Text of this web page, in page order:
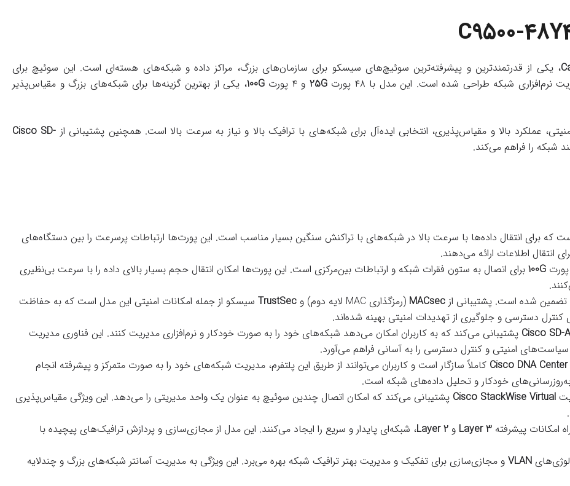
C9500-
، یکی از قدرتمندترین و پیشرفته‌ترین سوئیچ‌های سیسکو برای سازمان‌های بزرگ، مراکز داده و شبکه‌های هسته‌ای است. این سوئیچ برای
نرم‌افزاری شبکه طراحی شده است. این مدل با ۴۸ پورت
25G و ۴ پورت 100G، یکی از بهترین گزینه‌ها برای شبکه‌های بزرگ و مقیاس‌پذیر
عملکرد بالا و مقیاس‌پذیری، انتخابی ایده‌آل برای شبکه‌های با ترافیک بالا و نیاز به سرعت بالا است. همچنین پشتیبانی از Cisco SD-
شبکه را فراهم می‌کند.
که برای انتقال داده‌ها با سرعت بالا در شبکه‌های با تراکنش سنگین بسیار مناسب است. این پورت‌ها ارتباطات پرسرعت را بین دستگاه‌های
اطلاعات ارائه می‌دهند.
100G برای اتصال به ستون فقرات شبکه و ارتباطات بین‌مرکزی است. این پورت‌ها امکان انتقال حجم بسیار بالای داده را با سرعت بی‌نظیری
تضمین شده است. پشتیبانی از MACsec (رمزگذاری MAC لایه دوم) و TrustSec سیسکو از جمله امکانات امنیتی این مدل است که به حفاظت
دسترسی و جلوگیری از تهدیدات امنیتی بهینه شده‌اند.
Cisco SD- پشتیبانی می‌کند که به کاربران امکان می‌دهد شبکه‌های خود را به صورت خودکار و نرم‌افزاری مدیریت کنند. این فناوری مدیریت
سیاست‌های امنیتی و کنترل دسترسی را به آسانی فراهم می‌آورد.
Cisco DNA Center کاملاً سازگار است و کاربران می‌توانند از طریق این پلتفرم، مدیریت شبکه‌های خود را به صورت متمرکز و پیشرفته انجام
خودکار و تحلیل داده‌های شبکه است.
Cisco StackWise Virtual پشتیبانی می‌کند که امکان اتصال چندین سوئیچ به عنوان یک واحد مدیریتی را می‌دهد. این ویژگی مقیاس‌پذیری
امکانات پیشرفته Layer 3 و Layer 2، شبکه‌ای پایدار و سریع را ایجاد می‌کنند. این مدل از مجازی‌سازی و پردازش ترافیک‌های پیچیده با
VLAN و مجازی‌سازی برای تفکیک و مدیریت بهتر ترافیک شبکه بهره می‌برد. این ویژگی به مدیریت آسانتر شبکه‌های بزرگ و چندلایه